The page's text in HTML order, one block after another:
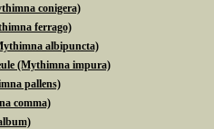
conigera)
ferrago)
albipuncta)
(Mythimna impura)
pallens)
comma)